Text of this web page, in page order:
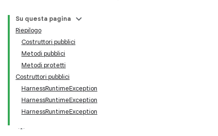
Su questa pagina
Riepilogo
Costruttori pubblici
Metodi pubblici
Metodi protetti
Costruttori pubblici
HarnessRuntimeException
HarnessRuntimeException
HarnessRuntimeException